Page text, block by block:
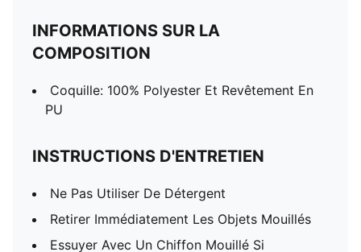
INFORMATIONS SUR LA
COMPOSITION
Coquille: 100% Polyester Et Revêtement En
PU
INSTRUCTIONS D'ENTRETIEN
Ne Pas Utiliser De Détergent
Retirer Immédiatement Les Objets Mouillés
Essuyer Avec Un Chiffon Mouillé Si